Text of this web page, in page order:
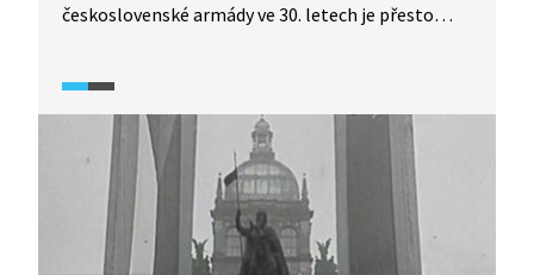
československé armády ve 30. letech je přesto
armáda skutečně byla a jak dlouho by mohla
vzdorovat německému wehrmachtu? Dozvíme se
v pořadu Historie.cs.